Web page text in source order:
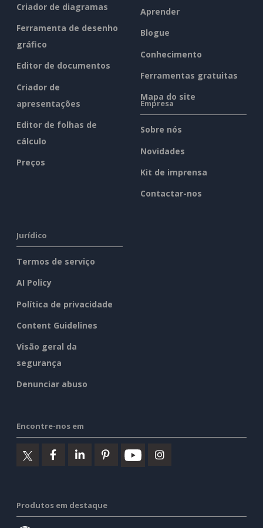
Criador de diagramas
Ferramenta de desenho
gráfico
Editor de documentos
Criador de
apresentações
Editor de folhas de
cálculo
Preços
Aprender
Blogue
Conhecimento
Ferramentas gratuitas
Mapa do site
Empresa
Sobre nós
Novidades
Kit de imprensa
Contactar-nos
Jurídico
Termos de serviço
AI Policy
Política de privacidade
Content Guidelines
Visão geral da
segurança
Denunciar abuso
Encontre-nos em
Produtos em destaque